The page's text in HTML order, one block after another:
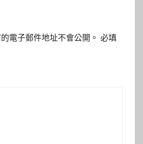
電子郵件地址不會公開。 必填